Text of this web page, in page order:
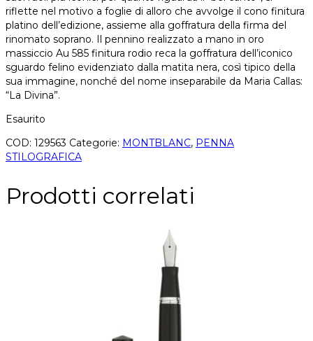
riflette nel motivo a foglie di alloro che avvolge il cono finitura
platino dell’edizione, assieme alla goffratura della firma del
rinomato soprano. Il pennino realizzato a mano in oro
massiccio Au 585 finitura rodio reca la goffratura dell’iconico
sguardo felino evidenziato dalla matita nera, così tipico della
sua immagine, nonché del nome inseparabile da Maria Callas:
“La Divina”.
Esaurito
COD: 129563 Categorie: MONTBLANC, PENNA
STILOGRAFICA
Prodotti correlati